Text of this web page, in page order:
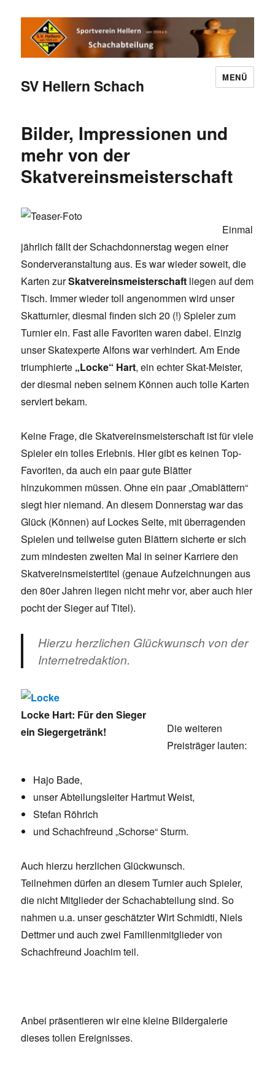
SV Hellern Schach MENÜ
Bilder, Impressionen und
mehr von der
Skatvereinsmeisterschaft
Einmal
jährlich fällt der Schachdonnerstag wegen einer
Sonderveranstaltung aus. Es war wieder soweit, die
Karten zurSkatvereinsmeisterschaft liegen auf dem
Tisch. Immer wieder toll angenommen wird unser
Skatturnier, diesmal finden sich 20 (!) Spieler zum
Turnier ein. Fast alle Favoriten waren dabei. Einzig
unser Skatexperte Alfons war verhindert. Am Ende
triumphierte „Locke“ Hart, ein echter Skat-Meister,
der diesmal neben seinem Können auch tolle Karten
serviert bekam.
Keine Frage, die Skatvereinsmeisterschaft ist für viele
Spieler ein tolles Erlebnis. Hier gibt es keinen Top-
Favoriten, da auch ein paar gute Blätter
hinzukommen müssen. Ohne ein paar „Omablättern“
siegt hier niemand. An diesem Donnerstag war das
Glück (Können) auf Lockes Seite, mit überragenden
Spielen und teilweise guten Blättern sicherte er sich
zum mindesten zweiten Mal in seiner Karriere den
Skatvereinsmeistertitel (genaue Aufzeichnungen aus
den 80er Jahren liegen nicht mehr vor, aber auch hier
pocht der Sieger auf Titel).
Hierzu herzlichen Glückwunsch von der
Internetredaktion.
Locke Hart: Für den Sieger
ein Siegergetränk!
Die weiteren
Preisträger lauten:
Hajo Bade,
unser Abteilungsleiter Hartmut Weist,
Stefan Röhrich
und Schachfreund „Schorse“ Sturm.
Auch hierzu herzlichen Glückwunsch.
Teilnehmen dürfen an diesem Turnier auch Spieler,
die nicht Mitglieder der Schachabteilung sind. So
nahmen u.a. unser geschätzter Wirt Schmidti, Niels
Dettmer und auch zwei Familienmitglieder von
Schachfreund Joachim teil.
Anbei präsentieren wir eine kleine Bildergalerie
dieses tollen Ereignisses.